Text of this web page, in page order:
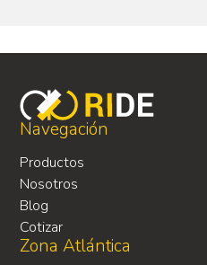
Navegación
Productos
Nosotros
Blog
Cotizar
Zona Atlántica